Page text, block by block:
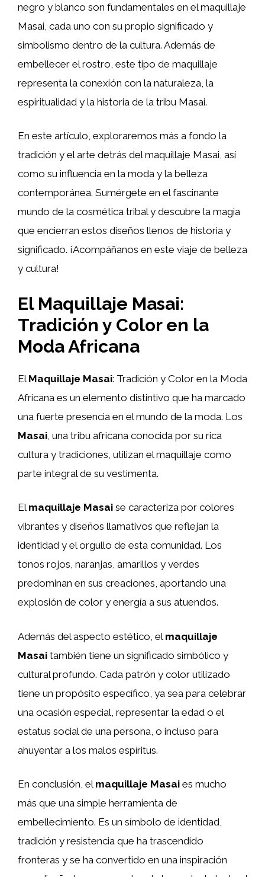
negro y blanco son fundamentales en el maquillaje
Masai, cada uno con su propio significado y
simbolismo dentro de la cultura. Además de
embellecer el rostro, este tipo de maquillaje
representa la conexión con la naturaleza, la
espiritualidad y la historia de la tribu Masai.
En este artículo, exploraremos más a fondo la
tradición y el arte detrás del maquillaje Masai, así
como su influencia en la moda y la belleza
contemporánea. Sumérgete en el fascinante
mundo de la cosmética tribal y descubre la magia
que encierran estos diseños llenos de historia y
significado. ¡Acompáñanos en este viaje de belleza
y cultura!
El Maquillaje Masai:
Tradición y Color en la
Moda Africana
El Maquillaje Masai: Tradición y Color en la Moda
Africana es un elemento distintivo que ha marcado
una fuerte presencia en el mundo de la moda. Los
Masai , una tribu africana conocida por su rica
cultura y tradiciones, utilizan el maquillaje como
parte integral de su vestimenta.
El maquillaje Masai se caracteriza por colores
vibrantes y diseños llamativos que reflejan la
identidad y el orgullo de esta comunidad. Los
tonos rojos, naranjas, amarillos y verdes
predominan en sus creaciones, aportando una
explosión de color y energía a sus atuendos.
Además del aspecto estético, el maquillaje
Masai también tiene un significado simbólico y
cultural profundo. Cada patrón y color utilizado
tiene un propósito específico, ya sea para celebrar
una ocasión especial, representar la edad o el
estatus social de una persona, o incluso para
ahuyentar a los malos espíritus.
En conclusión, el maquillaje Masai es mucho
más que una simple herramienta de
embellecimiento. Es un símbolo de identidad,
tradición y resistencia que ha trascendido
fronteras y se ha convertido en una inspiración